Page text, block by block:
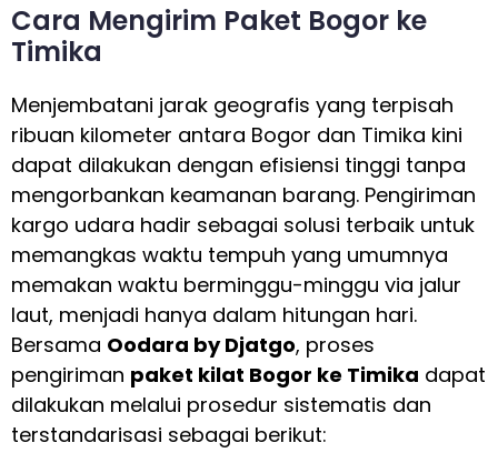
Cara Mengirim Paket Bogor ke
Timika
Menjembatani jarak geografis yang terpisah
ribuan kilometer antara Bogor dan Timika kini
dapat dilakukan dengan efisiensi tinggi tanpa
mengorbankan keamanan barang. Pengiriman
kargo udara hadir sebagai solusi terbaik untuk
memangkas waktu tempuh yang umumnya
memakan waktu berminggu-minggu via jalur
laut, menjadi hanya dalam hitungan hari.
Bersama Oodara by Djatgo, proses
pengiriman paket kilat Bogor ke Timika dapat
dilakukan melalui prosedur sistematis dan
terstandarisasi sebagai berikut: